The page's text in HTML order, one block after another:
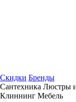
Скидки Бренды
Сантехника Люстры
Клиннинг Мебель